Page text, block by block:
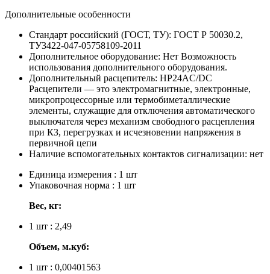
Дополнительные особенности
Стандарт российский (ГОСТ, ТУ): ГОСТ Р 50030.2,
ТУ3422-047-05758109-2011
Дополнительное оборудование: Нет Возможность
использования дополнительного оборудования.
Дополнительный расцепитель: НР24AC/DC
Расцепители — это электромагнитные, электронные,
микропроцессорные или термобиметаллические
элементы, служащие для отключения автоматического
выключателя через механизм свободного расцепления
при КЗ, перегрузках и исчезновении напряжения в
первичной цепи
Наличие вспомогательных контактов сигнализации: нет
Единица измерения : 1 шт
Упаковочная норма : 1 шт
Вес, кг:
1 шт : 2,49
Объем, м.куб:
1 шт : 0,00401563